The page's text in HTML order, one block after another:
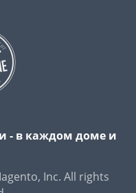
- в каждом доме и
Inc. All rights